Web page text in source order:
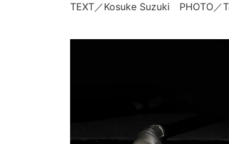
TEXT／Kosuke Suzuki PHOTO／